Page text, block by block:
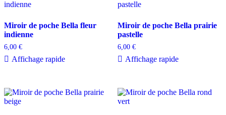
Miroir de poche Bella fleur
indienne
6,00 €
Affichage rapide
Miroir de poche Bella prairie
pastelle
6,00 €
Affichage rapide